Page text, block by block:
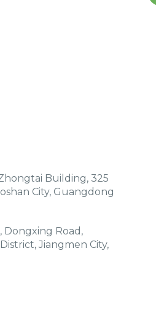
Building, 325
City, Guangdong
Dongxing Road,
Jiangmen City,